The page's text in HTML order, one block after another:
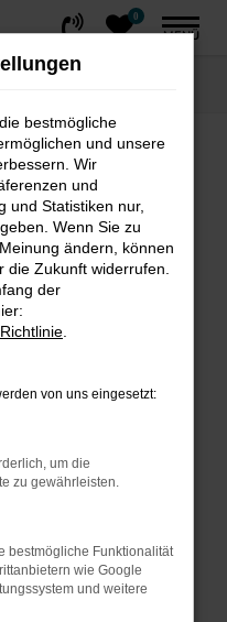
0
MENÜ
dir helfen können:
und deine
zum Beispiel
Seiten
die Seite in einem
einem privaten
zu beheben.
bestmögliche
und unsere
Wir
und
und Statistiken nur,
Wenn Sie zu
ändern, können
die Zukunft widerrufen.
der
von uns eingesetzt:
um die
zu gewährleisten.
bestmögliche Funktionalität
wie Google
und weitere